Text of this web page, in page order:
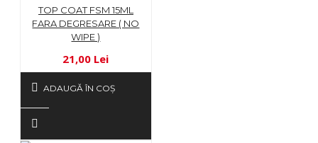
TOP COAT FSM 15ML
FARA DEGRESARE ( NO
WIPE )
21,00 Lei
ADAUGĂ ÎN COŞ